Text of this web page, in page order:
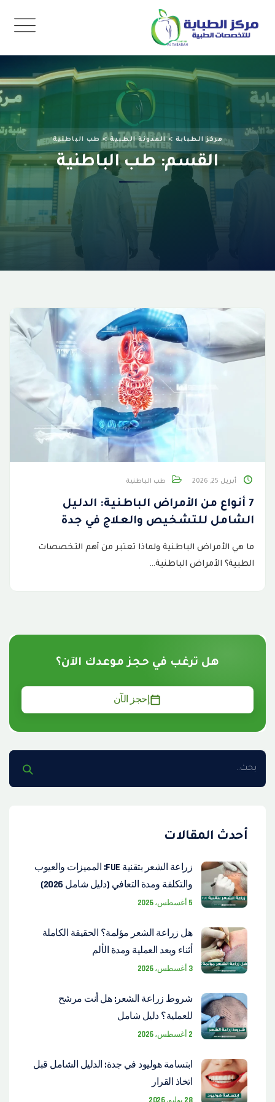
content
القسم: طب الباطنية
مركز الطبابة >المدونة الطبية> طب الباطنية
أبريل 25, 2026 طب الباطنية
7 أنواع من الأمراض الباطنية: الدليل
الشامل للتشخيص والعلاج في جدة
ما هي الأمراض الباطنية ولماذا تعتبر من أهم التخصصات
الطبية؟ الأمراض الباطنية…
هل ترغب في حجز موعدك الآن؟
إحجز الآن
أحدث المقالات
زراعة الشعر بتقنية FUE: المميزات والعيوب
والتكلفة ومدة التعافي (دليل شامل 2026)
5 أغسطس، 2026
هل زراعة الشعر مؤلمة؟ الحقيقة الكاملة
أثناء وبعد العملية ومدة الألم
3 أغسطس، 2026
شروط زراعة الشعر: هل أنت مرشح
للعملية؟ دليل شامل
2 أغسطس، 2026
ابتسامة هوليود في جدة: الدليل الشامل قبل
اتخاذ القرار